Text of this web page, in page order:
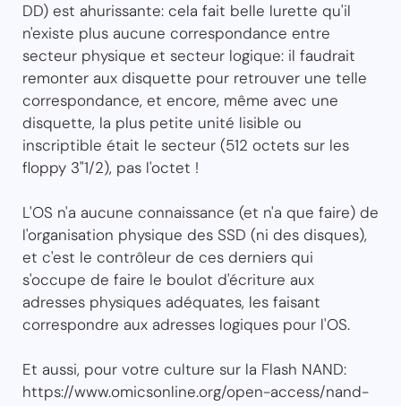
DD) est ahurissante: cela fait belle lurette qu'il
n'existe plus aucune correspondance entre
secteur physique et secteur logique: il faudrait
remonter aux disquette pour retrouver une telle
correspondance, et encore, même avec une
disquette, la plus petite unité lisible ou
inscriptible était le secteur (512 octets sur les
floppy 3"1/2), pas l'octet !
L'OS n'a aucune connaissance (et n'a que faire) de
l'organisation physique des SSD (ni des disques),
et c'est le contrôleur de ces derniers qui
s'occupe de faire le boulot d'écriture aux
adresses physiques adéquates, les faisant
correspondre aux adresses logiques pour l'OS.
Et aussi, pour votre culture sur la Flash NAND:
https://www.omicsonline.org/open-access/nand-